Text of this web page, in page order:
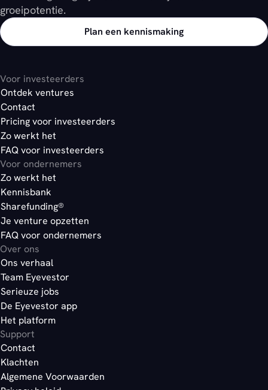
groeipotentie.
Plan een kennismaking
Voor investeerders
Ontdek ventures
Contact
Pricing voor investeerders
Zo werkt het
FAQ voor investeerders
Voor ondernemers
Zo werkt het
Kennisbank
Sharefunding®
Je venture opzetten
FAQ voor ondernemers
Over ons
Ons verhaal
Team Eyevestor
Serieuze jobs
De Eyevestor app
Het platform
Support
Contact
Klachten
Algemene Voorwaarden